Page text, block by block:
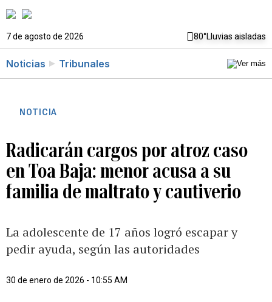
7 de agosto de 2026 80°Lluvias aisladas
Noticias Tribunales
NOTICIA
Radicarán cargos por atroz caso
en Toa Baja: menor acusa a su
familia de maltrato y cautiverio
La adolescente de 17 años logró escapar y
pedir ayuda, según las autoridades
30 de enero de 2026 - 10:55 AM